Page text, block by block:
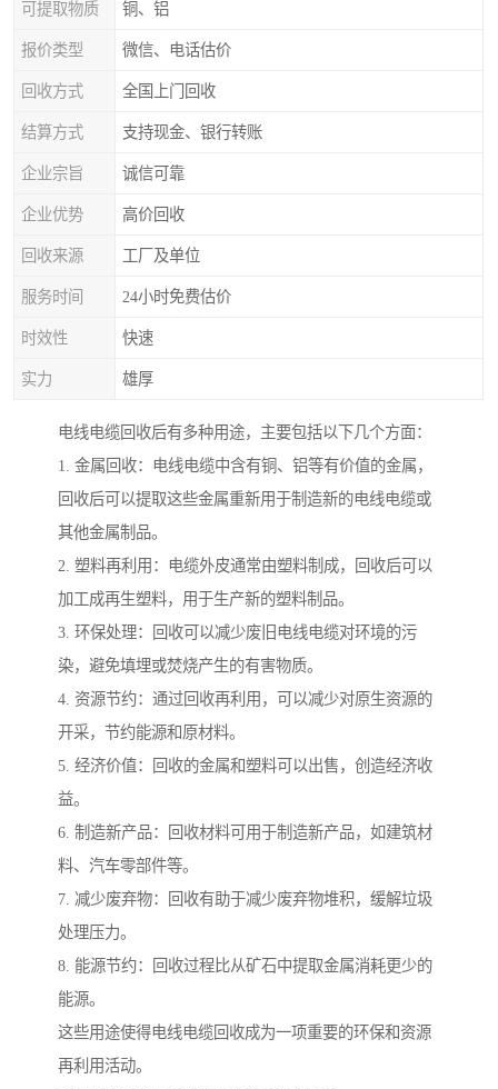
可提取物质 铜、铝
报价类型 微信、电话估价
回收方式 全国上门回收
结算方式 支持现金、银行转账
企业宗旨 诚信可靠
企业优势 高价回收
回收来源 工厂及单位
服务时间 24小时免费估价
时效性 快速
实力 雄厚
电线电缆回收后有多种用途，主要包括以下几个方面：
1. 金属回收：电线电缆中含有铜、铝等有价值的金属，
回收后可以提取这些金属重新用于制造新的电线电缆或
其他金属制品。
2. 塑料再利用：电缆外皮通常由塑料制成，回收后可以
加工成再生塑料，用于生产新的塑料制品。
3. 环保处理：回收可以减少废旧电线电缆对环境的污
染，避免填埋或焚烧产生的有害物质。
4. 资源节约：通过回收再利用，可以减少对原生资源的
开采，节约能源和原材料。
5. 经济价值：回收的金属和塑料可以出售，创造经济收
益。
6. 制造新产品：回收材料可用于制造新产品，如建筑材
料、汽车零部件等。
7. 减少废弃物：回收有助于减少废弃物堆积，缓解垃圾
处理压力。
8. 能源节约：回收过程比从矿石中提取金属消耗更少的
能源。
这些用途使得电线电缆回收成为一项重要的环保和资源
再利用活动。